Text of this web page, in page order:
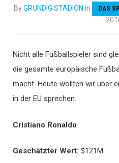
ByGRUNDIG STADION in DAS
Nicht alle Fußballspieler sind
die gesamte europäische
macht. Heute wollten wir über
in der EU sprechen.
Cristiano Ronaldo
Geschätzter Wert: $121M